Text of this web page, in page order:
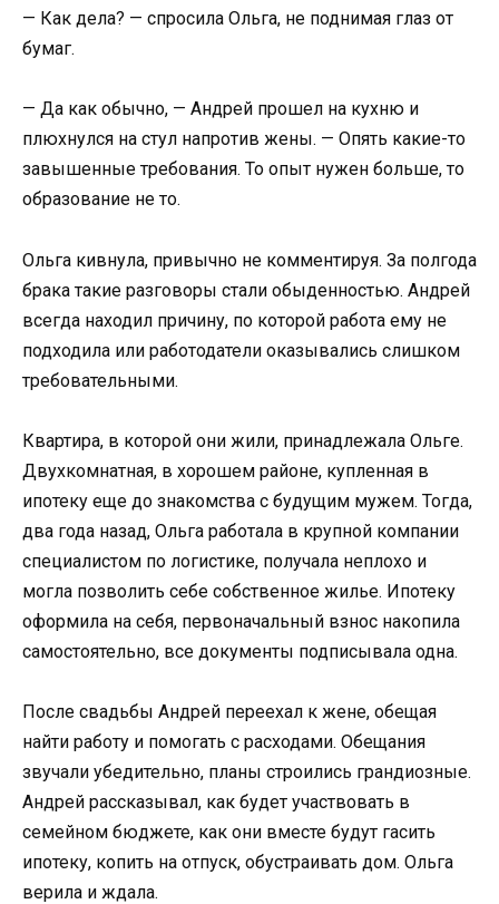
— Как дела? — спросила Ольга, не поднимая глаз от
бумаг.
— Да как обычно, — Андрей прошел на кухню и
плюхнулся на стул напротив жены. — Опять какие-то
завышенные требования. То опыт нужен больше, то
образование не то.
Ольга кивнула, привычно не комментируя. За полгода
брака такие разговоры стали обыденностью. Андрей
всегда находил причину, по которой работа ему не
подходила или работодатели оказывались слишком
требовательными.
Квартира, в которой они жили, принадлежала Ольге.
Двухкомнатная, в хорошем районе, купленная в
ипотеку еще до знакомства с будущим мужем. Тогда,
два года назад, Ольга работала в крупной компании
специалистом по логистике, получала неплохо и
могла позволить себе собственное жилье. Ипотеку
оформила на себя, первоначальный взнос накопила
самостоятельно, все документы подписывала одна.
После свадьбы Андрей переехал к жене, обещая
найти работу и помогать с расходами. Обещания
звучали убедительно, планы строились грандиозные.
Андрей рассказывал, как будет участвовать в
семейном бюджете, как они вместе будут гасить
ипотеку, копить на отпуск, обустраивать дом. Ольга
верила и ждала.